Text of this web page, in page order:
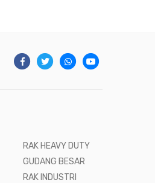
RAK HEAVY DUTY
GUDANG BESAR
RAK INDUSTRI